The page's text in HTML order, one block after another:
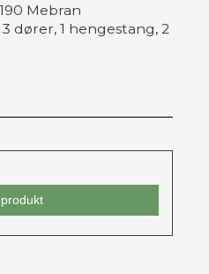
Mebran
dører, 1 hengestang, 2